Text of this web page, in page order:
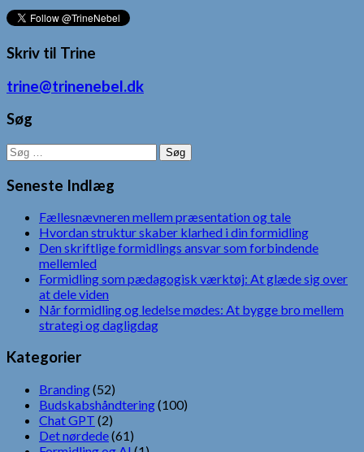
Skriv til Trine
trine@trinenebel.dk
Søg
Søg
efter:
Seneste Indlæg
Fællesnævneren mellem præsentation og tale
Hvordan struktur skaber klarhed i din formidling
Den skriftlige formidlings ansvar som forbindende
mellemled
Formidling som pædagogisk værktøj: At glæde sig over
at dele viden
Når formidling og ledelse mødes: At bygge bro mellem
strategi og dagligdag
Kategorier
Branding(52)
Budskabshåndtering(100)
Chat GPT (2)
Det nørdede(61)